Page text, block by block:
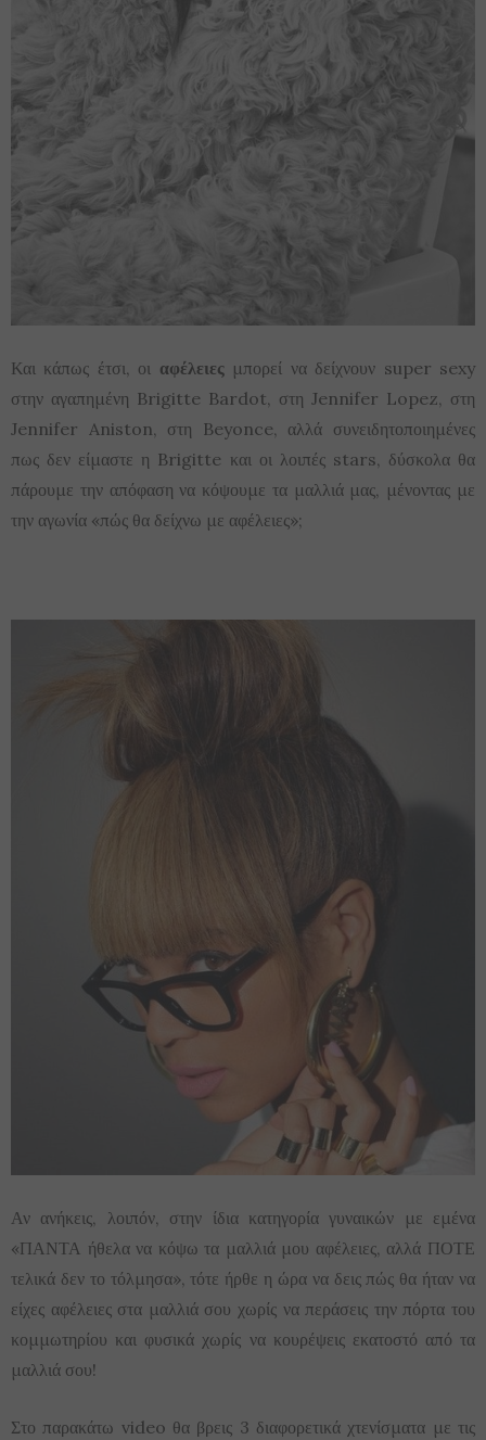
Και κάπως έτσι, οι αφέλειες μπορεί να δείχνουν super sexy
στην αγαπημένη Brigitte Bardot, στη Jennifer Lopez, στη
Jennifer Aniston, στη Beyonce, αλλά συνειδητοποιημένες
πως δεν είμαστε η Brigitte και οι λοιπές stars, δύσκολα θα
πάρουμε την απόφαση να κόψουμε τα μαλλιά μας, μένοντας με
την αγωνία «πώς θα δείχνω με αφέλειες»;
Αν ανήκεις, λοιπόν, στην ίδια κατηγορία γυναικών με εμένα
«ΠΑΝΤΑ ήθελα να κόψω τα μαλλιά μου αφέλειες, αλλά ΠΟΤΕ
τελικά δεν το τόλμησα», τότε ήρθε η ώρα να δεις πώς θα ήταν να
είχες αφέλειες στα μαλλιά σου χωρίς να περάσεις την πόρτα του
κομμωτηρίου και φυσικά χωρίς να κουρέψεις εκατοστό από τα
μαλλιά σου!
Στο παρακάτω video θα βρεις 3 διαφορετικά χτενίσματα με τις